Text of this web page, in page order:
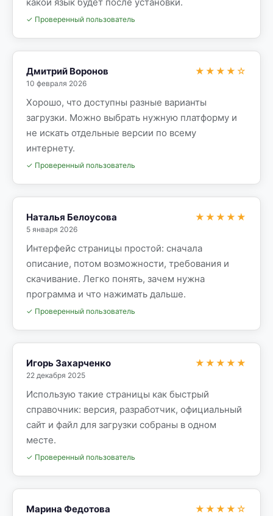
✓ Проверенный пользователь
Дмитрий Воронов
10 февраля 2026
★★★★☆
Хорошо, что доступны разные варианты
загрузки. Можно выбрать нужную платформу и
не искать отдельные версии по всему
интернету.
✓ Проверенный пользователь
Наталья Белоусова
5 января 2026
★★★★★
Интерфейс страницы простой: сначала
описание, потом возможности, требования и
скачивание. Легко понять, зачем нужна
программа и что нажимать дальше.
✓ Проверенный пользователь
Игорь Захарченко
22 декабря 2025
★★★★★
Использую такие страницы как быстрый
справочник: версия, разработчик, официальный
сайт и файл для загрузки собраны в одном
месте.
✓ Проверенный пользователь
Марина Федотова ★★★★☆